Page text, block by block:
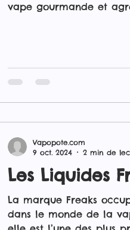
vape gourmande et
60 ml, parfaits pour
aperçu des saveurs les
Pressé : Un e
Les Liquides
La marque Freaks
dans le monde de la
Vapopote.com
9 oct. 2024
2 min de